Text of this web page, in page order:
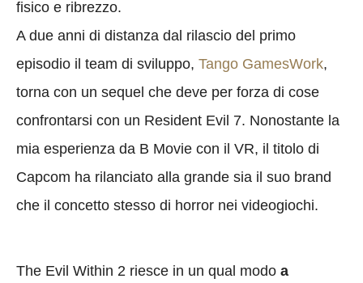
fisico e ribrezzo.
A due anni di distanza dal rilascio del primo
episodio il team di sviluppo, Tango GamesWork,
torna con un sequel che deve per forza di cose
confrontarsi con un Resident Evil 7. Nonostante la
mia esperienza da B Movie con il VR, il titolo di
Capcom ha rilanciato alla grande sia il suo brand
che il concetto stesso di horror nei videogiochi.
The Evil Within 2 riesce in un qual modo a